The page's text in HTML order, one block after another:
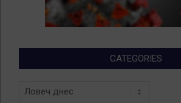
CATEGORIES
Categories